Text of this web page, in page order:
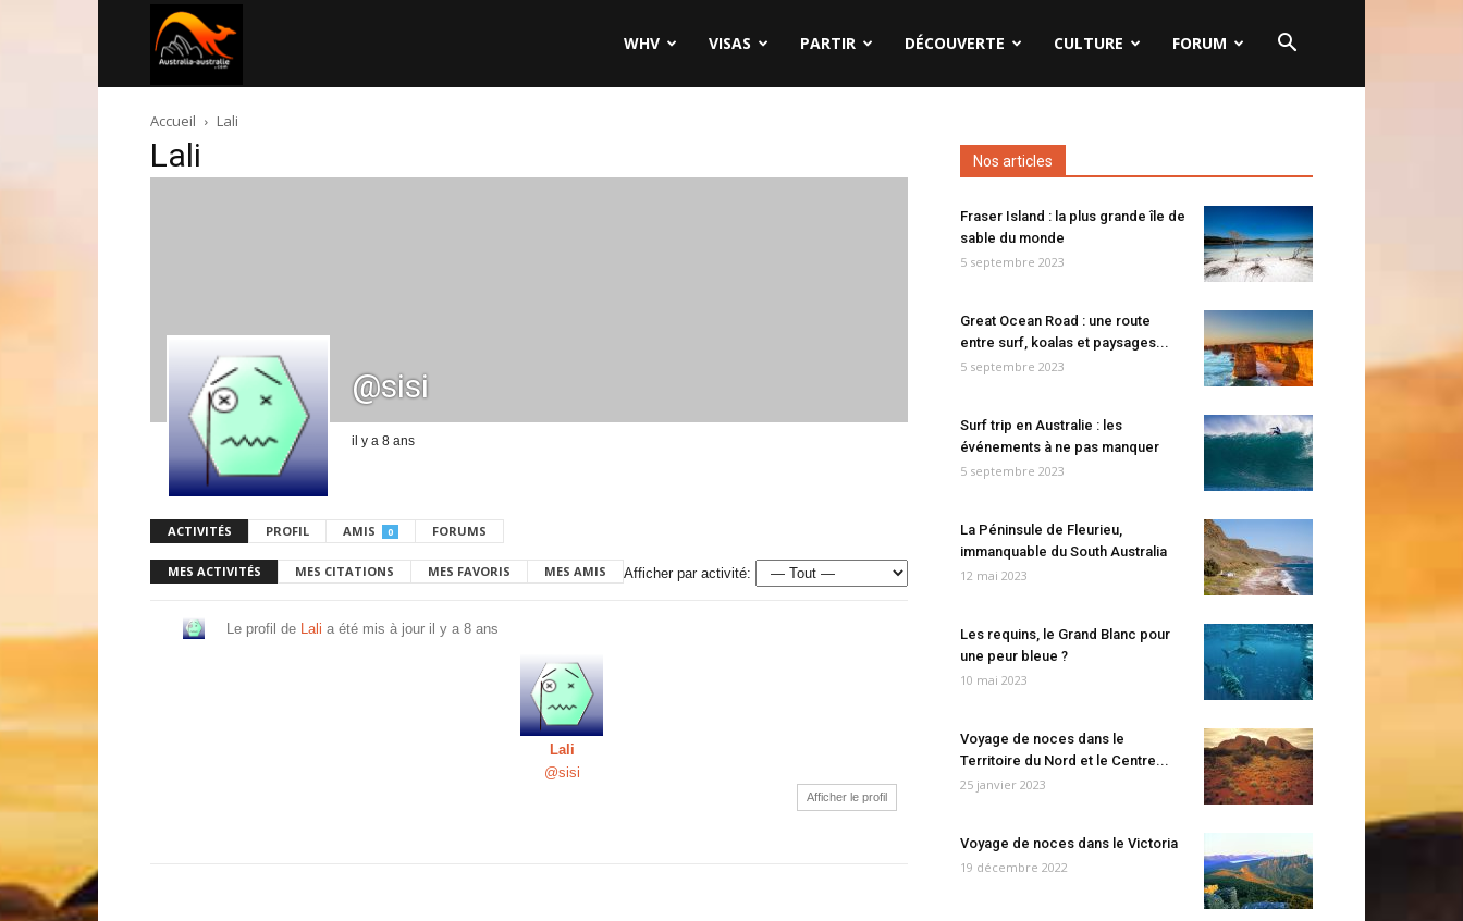
WHV VISAS PARTIR DÉCOUVERTE CULTURE FORUM
Accueil Lali
Lali
@sisi
il y a 8 ans
ACTIVITÉS PROFIL AMIS 0 FORUMS
MES ACTIVITÉS MES CITATIONS MES FAVORIS MES AMIS Afficher par activité:
Le profil de Lali a été mis à jour il y a 8 ans
Lali
@sisi
Afficher le profil
Nos articles
Fraser Island : la plus grande île de
sable du monde
5 septembre 2023
Great Ocean Road : une route
entre surf, koalas et paysages...
5 septembre 2023
Surf trip en Australie : les
événements à ne pas manquer
5 septembre 2023
La Péninsule de Fleurieu,
immanquable du South Australia
12 mai 2023
Les requins, le Grand Blanc pour
une peur bleue ?
10 mai 2023
Voyage de noces dans le
Territoire du Nord et le Centre...
25 janvier 2023
Voyage de noces dans le Victoria
19 décembre 2022